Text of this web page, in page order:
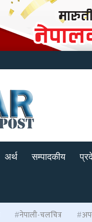
अर्थ सम्पादकीय
नेपाली-चलचित्र